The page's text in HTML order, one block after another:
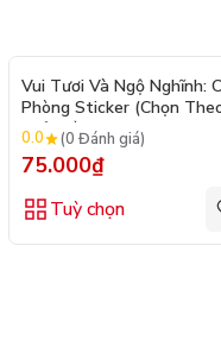
Vui Tươi Và Ngộ Nghĩnh:
Phòng Sticker (Chọn
Chủ Đề) - Hơn 250 Sticker
0.0 (0 Đánh giá)
75.000₫
Tuỳ chọn